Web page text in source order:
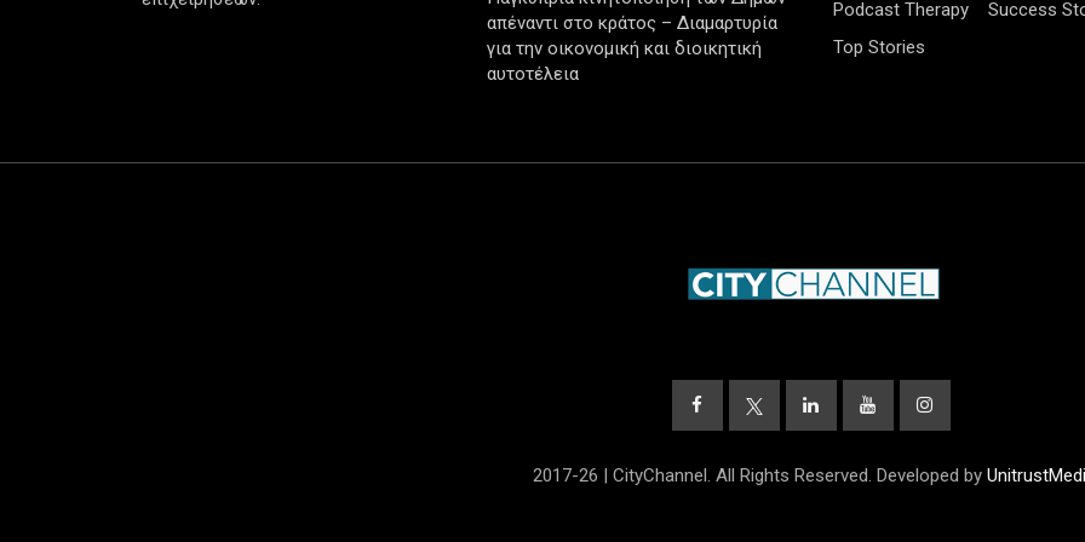
απέναντι στο κράτος – Διαμαρτυρία
για την οικονομική και διοικητική
αυτοτέλεια
Podcast Therapy
Success
Top Stories
2017-26 | CityChannel. All Rights Reserved. Developed by